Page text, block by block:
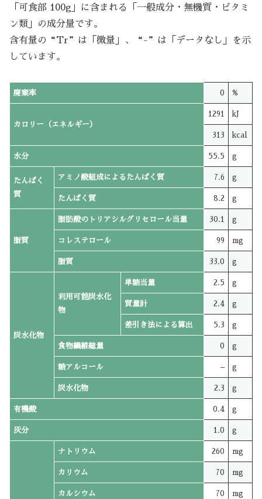
「可食部 100g」に含まれる「一般成分・無機質・ビタミ
ン類」の成分量です。
含有量の“Tr”は「微量」、“-”は「データなし」を示
しています。
廃棄率 0 %
カロリー（エネルギー）
1291 kJ
313 kcal
水分 55.5 g
たんぱく
質
アミノ酸組成によるたんぱく質 7.6 g
たんぱく質 8.2 g
脂質
脂肪酸のトリアシルグリセロール当量 30.1 g
コレステロール 99 mg
脂質 33.0 g
炭水化物
利用可能炭水化
物
単糖当量 2.5 g
質量計 2.4 g
差引き法による算出 5.3 g
食物繊維総量 0 g
糖アルコール – g
炭水化物 2.3 g
有機酸 0.4 g
灰分 1.0 g
ナトリウム 260 mg
カリウム 70 mg
カルシウム 70 mg